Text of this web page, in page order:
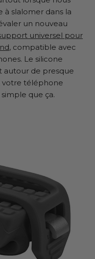
à slalomer dans la
un nouveau
universel pour
, compatible avec
Le silicone
autour de presque
votre téléphone
que ça.